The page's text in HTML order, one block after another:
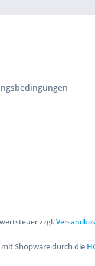
zzgl.
mit Shopware durch die